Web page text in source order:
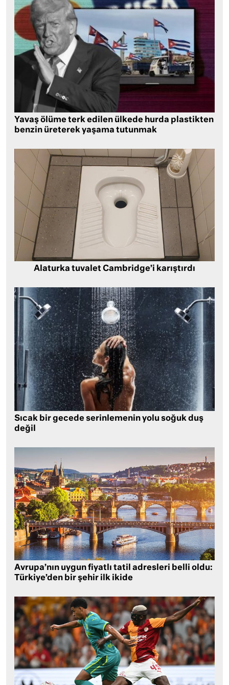
Yavaş ölüme terk edilen ülkede hurda plastikten
benzin üreterek yaşama tutunmak
Alaturka tuvalet Cambridge’i karıştırdı
Sıcak bir gecede serinlemenin yolu soğuk duş
değil
Avrupa’nın uygun fiyatlı tatil adresleri belli oldu:
Türkiye’den bir şehir ilk ikide